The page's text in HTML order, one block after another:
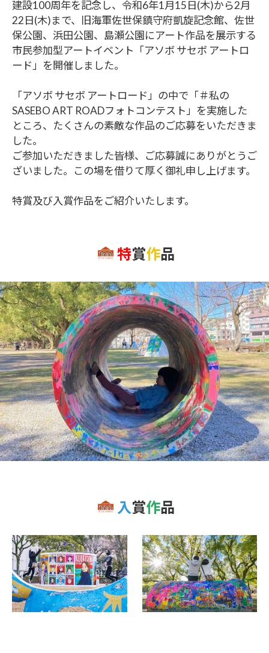
建設100周年を記念し、令和6年1月15日(木)から2月
22日(木)まで、旧海軍佐世保鎮守府凱旋記念館、佐世
保公園、浜田公園、島瀬公園にアート作品を展示する
市民参加型アートイベント「アソボ サセボ アートロ
ード」を開催しました。
「アソボ サセボ アートロード」の中で「＃私の
SASEBO ART ROADフォトコンテスト」を実施した
ところ、たくさんの素敵な作品のご応募をいただきま
した。
ご参加いただきました皆様、ご応募誠にありがとうご
ざいました。この場を借りて厚く御礼申し上げます。
特賞及び入賞作品をご紹介いたします。
特賞作品
入賞作品